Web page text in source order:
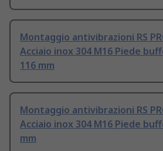
Montaggio antivibrazioni RS
Acciaio inox 304 M16 Piede
116 mm
Montaggio antivibrazioni RS
Acciaio inox 304 M16 Piede
mm